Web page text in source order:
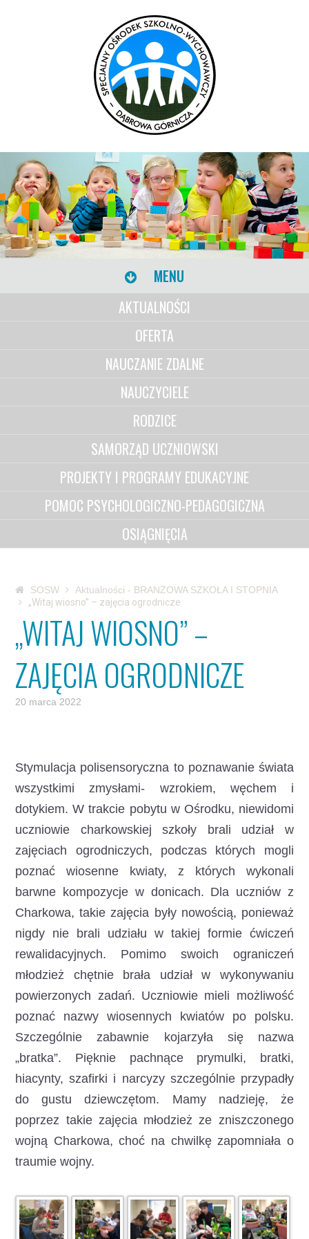
MENU
AKTUALNOŚCI
OFERTA
NAUCZANIE ZDALNE
NAUCZYCIELE
RODZICE
SAMORZĄD UCZNIOWSKI
PROJEKTY I PROGRAMY EDUKACYJNE
POMOC PSYCHOLOGICZNO-PEDAGOGICZNA
OSIĄGNIĘCIA
SOSW
Aktualności - BRANŻOWA SZKOŁA I STOPNIA
„Witaj wiosno” – zajęcia ogrodnicze
„WITAJ WIOSNO” –
ZAJĘCIA OGRODNICZE
20 marca 2022
Stymulacja polisensoryczna to poznawanie świata
wszystkimi zmysłami- wzrokiem, węchem i
dotykiem. W trakcie pobytu w Ośrodku, niewidomi
uczniowie charkowskiej szkoły brali udział w
zajęciach ogrodniczych, podczas których mogli
poznać wiosenne kwiaty, z których wykonali
barwne kompozycje w donicach. Dla uczniów z
Charkowa, takie zajęcia były nowością, ponieważ
nigdy nie brali udziału w takiej formie ćwiczeń
rewalidacyjnych. Pomimo swoich ograniczeń
młodzież chętnie brała udział w wykonywaniu
powierzonych zadań. Uczniowie mieli możliwość
poznać nazwy wiosennych kwiatów po polsku.
Szczególnie zabawnie kojarzyła się nazwa
„bratka”. Pięknie pachnące prymulki, bratki,
hiacynty, szafirki i narcyzy szczególnie przypadły
do gustu dziewczętom. Mamy nadzieję, że
poprzez takie zajęcia młodzież ze zniszczonego
wojną Charkowa, choć na chwilkę zapomniała o
traumie wojny.